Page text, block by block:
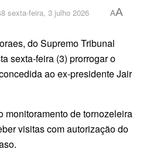
sexta-feira, 3 julho 2026 AA
do Supremo Tribunal
sexta-feira (3) prorrogar o
ao ex-presidente Jair
monitoramento de tornozeleira
visitas com autorização do